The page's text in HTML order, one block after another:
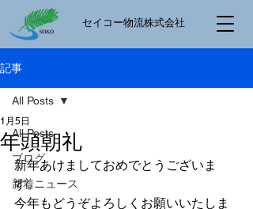
​セイコー物流株式会社
記事
All Posts
ブログ
新着ニュース
All Posts
年頭朝礼
1月5日
新年あけましておめでとうございま
す。
今年もどうぞよろしくお願いいたしま